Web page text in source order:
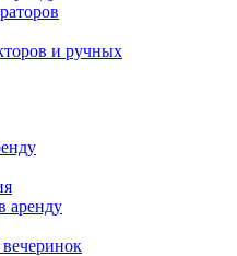
и ручных